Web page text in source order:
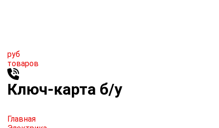
руб
товаров
Ключ-карта б/у
Главная